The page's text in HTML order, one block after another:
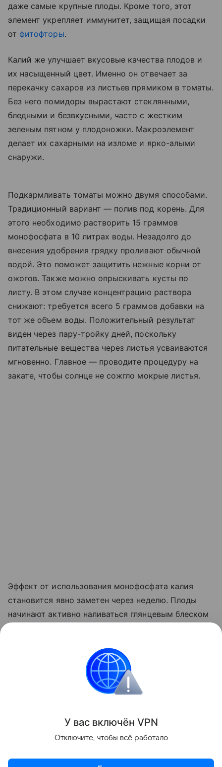
даже самые крупные плоды. Кроме того, этот
элемент укрепляет иммунитет, защищая посадки
от фитофторы.
Калий же улучшает вкусовые качества плодов и
их насыщенный цвет. Именно он отвечает за
перекачку сахаров из листьев прямиком в томаты.
Без него помидоры вырастают стеклянными,
бледными и безвкусными, часто с жестким
зеленым пятном у плодоножки. Макроэлемент
делает их сахарными на изломе и ярко-алыми
снаружи.
Подкармливать томаты можно двумя способами.
Традиционный вариант — полив под корень. Для
этого необходимо растворить 15 граммов
монофосфата в 10 литрах воды. Незадолго до
внесения удобрения грядку проливают обычной
водой. Это поможет защитить нежные корни от
ожогов. Также можно опрыскивать кусты по
листу. В этом случае концентрацию раствора
снижают: требуется всего 5 граммов добавки на
тот же объем воды. Положительный результат
виден через пару-тройку дней, поскольку
питательные вещества через листья усваиваются
мгновенно. Главное — проводите процедуру на
закате, чтобы солнце не сожгло мокрые листья.
Эффект от использования монофосфата калия
становится явно заметен через неделю. Плоды
начинают активно наливаться глянцевым блеском
свою силу на том, чтобы дать урожайю
возможность нормально вызреть.
У вас включён VPN
Отключите, чтобы всё работало